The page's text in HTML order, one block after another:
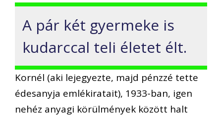
A pár két gyermeke is
kudarccal teli életet élt.
Kornél (aki lejegyezte, majd pénzzé tette
édesanyja emlékiratait), 1933-ban, igen
nehéz anyagi körülmények között halt